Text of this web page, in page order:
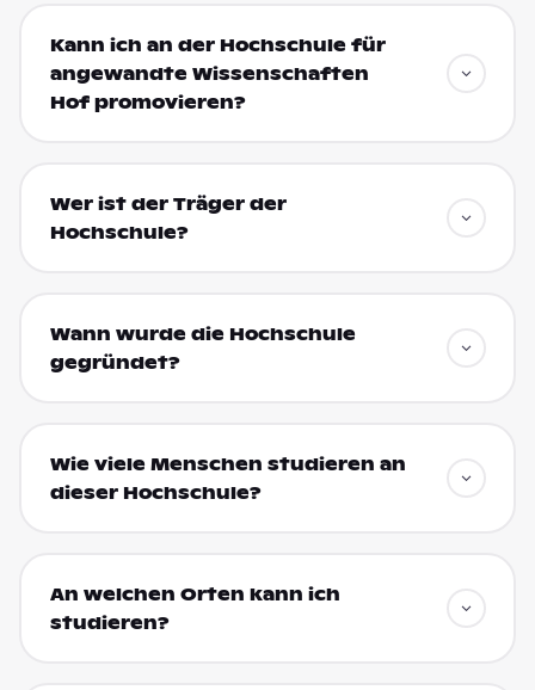
Kann ich an der Hochschule für
angewandte Wissenschaften
Hof promovieren?
Wer ist der Träger der
Hochschule?
Wann wurde die Hochschule
gegründet?
Wie viele Menschen studieren an
dieser Hochschule?
An welchen Orten kann ich
studieren?